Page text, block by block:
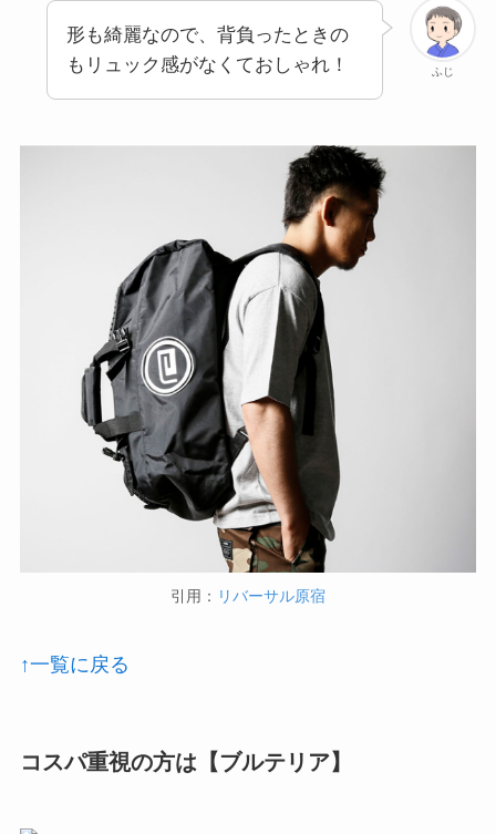
ふじ
形も綺麗なので、背負ったときの
もリュック感がなくておしゃれ！
引用： リバーサル原宿
↑一覧に戻る
コスパ重視の方は【ブルテリア】